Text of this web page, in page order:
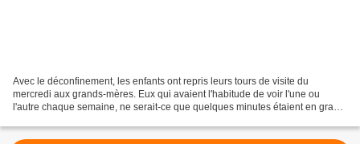
Avec le déconfinement, les enfants ont repris leurs tours de visite du
mercredi aux grands-mères. Eux qui avaient l'habitude de voir l'une ou
l'autre chaque semaine, ne serait-ce que quelques minutes étaient en grand